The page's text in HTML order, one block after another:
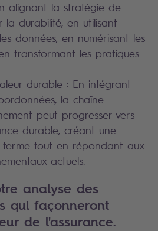
alignant la stratégie de
la durabilité, en utilisant
données, en numérisant les
transformant les pratiques
durable : En intégrant
la chaîne
peut progresser vers
durable, créant une
tout en répondant aux
actuels.
analyse des
qui façonneront
de l'assurance.